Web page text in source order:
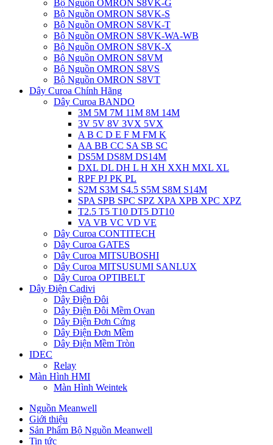
Bộ Nguồn OMRON S8VK-G
Bộ Nguồn OMRON S8VK-S
Bộ Nguồn OMRON S8VK-T
Bộ Nguồn OMRON S8VK-WA-WB
Bộ Nguồn OMRON S8VK-X
Bộ Nguồn OMRON S8VM
Bộ Nguồn OMRON S8VS
Bộ Nguồn OMRON S8VT
Dây Curoa Chính Hãng
Dây Curoa BANDO
3M 5M 7M 11M 8M 14M
3V 5V 8V 3VX 5VX
A B C D E F M FM K
AA BB CC SA SB SC
DS5M DS8M DS14M
DXL DL DH L H XH XXH MXL XL
RPF PJ PK PL
S2M S3M S4.5 S5M S8M S14M
SPA SPB SPC SPZ XPA XPB XPC XPZ
T2.5 T5 T10 DT5 DT10
VA VB VC VD VE
Dây Curoa CONTITECH
Dây Curoa GATES
Dây Curoa MITSUBOSHI
Dây Curoa MITSUSUMI SANLUX
Dây Curoa OPTIBELT
Dây Điện Cadivi
Dây Điện Đôi
Dây Điện Đôi Mềm Ovan
Dây Điện Đơn Cứng
Dây Điện Đơn Mềm
Dây Điện Mềm Tròn
IDEC
Relay
Màn Hình HMI
Màn Hình Weintek
Nguồn Meanwell
Giới thiệu
Sản Phẩm Bộ Nguồn Meanwell
Tin tức